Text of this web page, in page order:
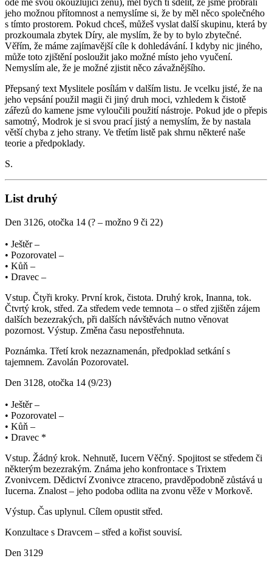
ode mě svou okouzlující ženu), měl bych ti sdělit, že jsme probrali
jeho možnou přítomnost a nemyslíme si, že by měl něco společného
s tímto prostorem. Pokud chceš, můžeš vyslat další skupinu, která by
prozkoumala zbytek Díry, ale myslím, že by to bylo zbytečné.
Věřím, že máme zajímavější cíle k dohledávání. I kdyby nic jiného,
může toto zjištění posloužit jako možné místo jeho vyučení.
Nemyslím ale, že je možné zjistit něco závažnějšího.
Přepsaný text Myslitele posílám v dalším listu. Je vcelku jisté, že na
jeho vepsání použil magii či jiný druh moci, vzhledem k čistotě
zářezů do kamene jsme vyloučili použití nástroje. Pokud jde o přepis
samotný, Modrok je si svou prací jistý a nemyslím, že by nastala
větší chyba z jeho strany. Ve třetím listě pak shrnu některé naše
teorie a předpoklady.
S.
List druhý
Den 3126, otočka 14 (? – možno 9 či 22)
• Ještěr –
• Pozorovatel –
• Kůň –
• Dravec –
Vstup. Čtyři kroky. První krok, čistota. Druhý krok, Inanna, tok.
Čtvrtý krok, střed. Za středem vede temnota – o střed zjištěn zájem
dalších bezezrakých, při dalších návštěvách nutno věnovat
pozornost. Výstup. Změna času nepostřehnuta.
Poznámka. Třetí krok nezaznamenán, předpoklad setkání s
tajemnem. Zavolán Pozorovatel.
Den 3128, otočka 14 (9/23)
• Ještěr –
• Pozorovatel –
• Kůň –
• Dravec *
Vstup. Žádný krok. Nehnutě, Iucern Věčný. Spojitost se středem či
některým bezezrakým. Známa jeho konfrontace s Trixtem
Zvonivcem. Dědictví Zvonivce ztraceno, pravděpodobně zůstává u
Iucerna. Znalost – jeho podoba odlita na zvonu věže v Morkově.
Výstup. Čas uplynul. Cílem opustit střed.
Konzultace s Dravcem – střed a kořist souvisí.
Den 3129